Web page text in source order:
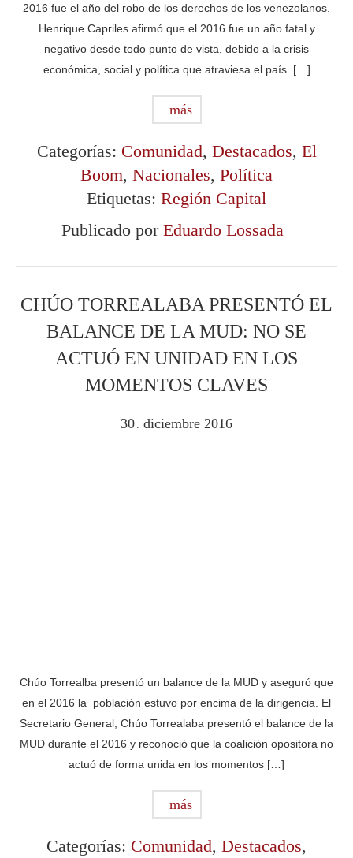
2016 fue el año del robo de los derechos de los venezolanos.
Henrique Capriles afirmó que el 2016 fue un año fatal y
negativo desde todo punto de vista, debido a la crisis
económica, social y política que atraviesa el país. […]
más
Categorías: Comunidad, Destacados, El
Boom, Nacionales, Política
Etiquetas: Región Capital
Publicado por Eduardo Lossada
CHÚO TORREALABA PRESENTÓ EL
BALANCE DE LA MUD: NO SE
ACTUÓ EN UNIDAD EN LOS
MOMENTOS CLAVES
30 diciembre 2016
Chúo Torrealba presentó un balance de la MUD y aseguró que
en el 2016 la población estuvo por encima de la dirigencia. El
Secretario General, Chúo Torrealaba presentó el balance de la
MUD durante el 2016 y reconoció que la coalición opositora no
actuó de forma unida en los momentos […]
más
Categorías: Comunidad, Destacados,